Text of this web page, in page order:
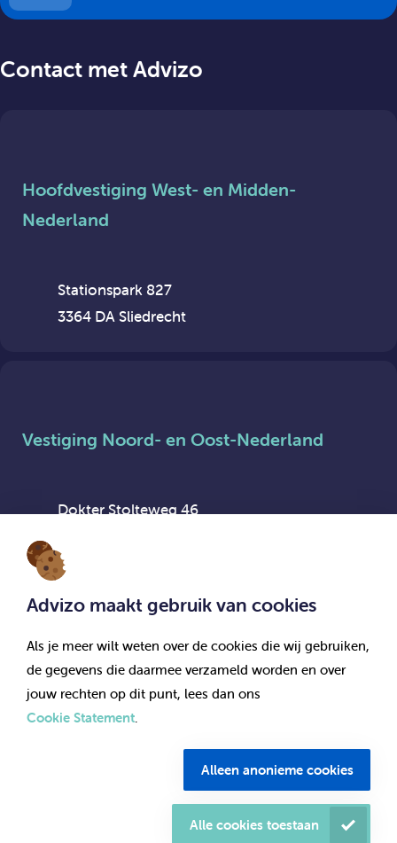
Advizo maakt gebruik van cookies
Als je meer wilt weten over de cookies die wij gebruiken,
de gegevens die daarmee verzameld worden en over
jouw rechten op dit punt, lees dan ons
Cookie Statement
Alleen anonieme cookies
Alle cookies toestaan
Menu
Contact met Advizo
Hoofdvestiging West- en Midden-
Nederland
Stationspark 827
3364 DA Sliedrecht
Vestiging Noord- en Oost-Nederland
Dokter Stolteweg 46
Vestiging Flexpool Advizo Interim
© Advizo 2026. Alle rechten voorbehouden.
Documenten & bedrijfsgegevens